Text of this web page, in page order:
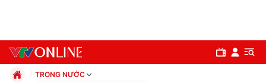
TRONG NƯỚC